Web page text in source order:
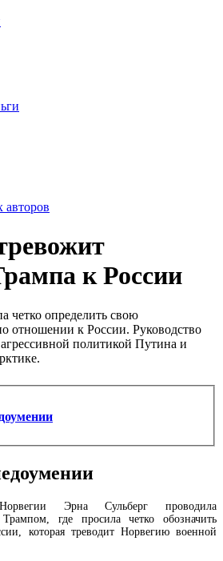
авторов
к России
четко определить свою
отношении к России. Руководство
политикой Путина и
Эрна Сульберг проводила
где просила четко обозначить
которая треводит Норвегию военной